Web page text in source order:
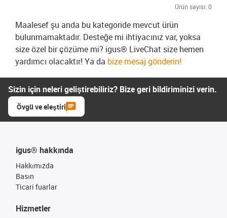
Ürün sayısı: 0
Maalesef şu anda bu kategoride mevcut ürün
bulunmamaktadır. Desteğe mi ihtiyacınız var, yoksa
size özel bir çözüme mi? igus® LiveChat size hemen
yardımcı olacaktır! Ya da bize mesaj gönderin!
Sizin için neleri geliştirebiliriz? Bize geri bildiriminizi verin.
Övgü ve eleştiri
igus® hakkında
Hakkımızda
Basın
Ticari fuarlar
Hizmetler